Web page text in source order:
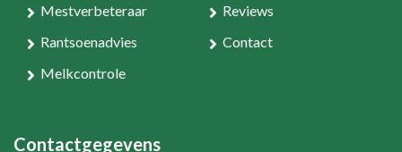
Mestverbeteraar
Rantsoenadvies
Melkcontrole
Reviews
Contact
Contactgegevens